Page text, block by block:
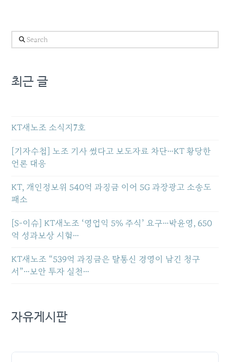
Search
최근 글
KT새노조 소식지7호
[기자수첩] 노조 기사 썼다고 보도자료 차단…KT 황당한
언론 대응
KT, 개인정보위 540억 과징금 이어 5G 과장광고 소송도
패소
[S-이슈] KT새노조 ‘영업익 5% 주식’ 요구…박윤영, 650
억 성과보상 시험…
KT새노조 “539억 과징금은 탈통신 경영이 남긴 청구
서”…보안 투자 실천…
자유게시판